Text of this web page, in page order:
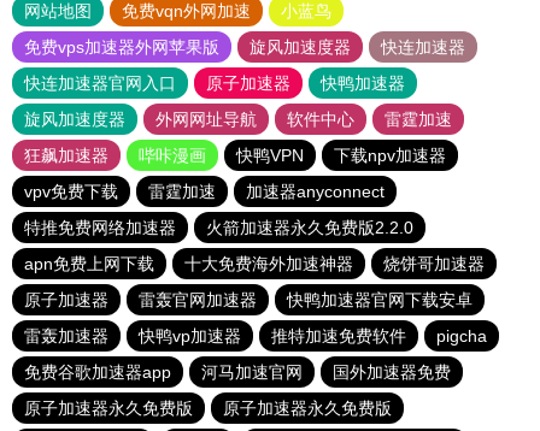
网站地图 免费vqn外网加速
小蓝鸟
免费vps加速器外网苹果版
旋风加速度器
快连加速器
快连加速器官网入口
原子加速器
快鸭加速器
旋风加速度器
外网网址导航 软件中心
雷霆加速
狂飙加速器
哔咔漫画 快鸭VPN
下载npv加速器
vpv免费下载
雷霆加速
加速器anyconnect
特推免费网络加速器
火箭加速器永久免费版2.2.0
apn免费上网下载
十大免费海外加速神器
烧饼哥加速器
原子加速器
雷轰官网加速器
快鸭加速器官网下载安卓
雷轰加速器
快鸭vp加速器 推特加速免费软件
pigcha
免费谷歌加速器app
河马加速官网
国外加速器免费
原子加速器永久免费版
原子加速器永久免费版